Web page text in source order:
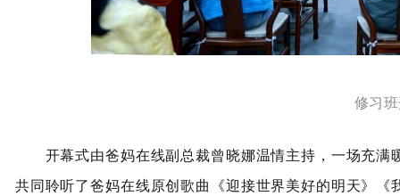
修习
开幕式由爸妈在线副总裁曾晓娜温情主持，一场充满
共同聆听了爸妈在线原创歌曲《迎接世界美好的明天》